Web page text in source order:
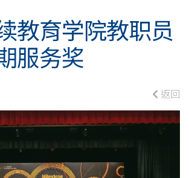
教育学院教职员
服务奖
返回